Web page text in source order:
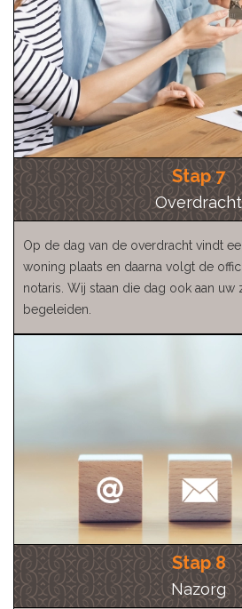
Stap 7
Overdracht
Op de dag van de overdracht vindt
woning plaats en daarna volgt de
notaris. Wij staan die dag ook aan uw
begeleiden.
Stap 8
Nazorg